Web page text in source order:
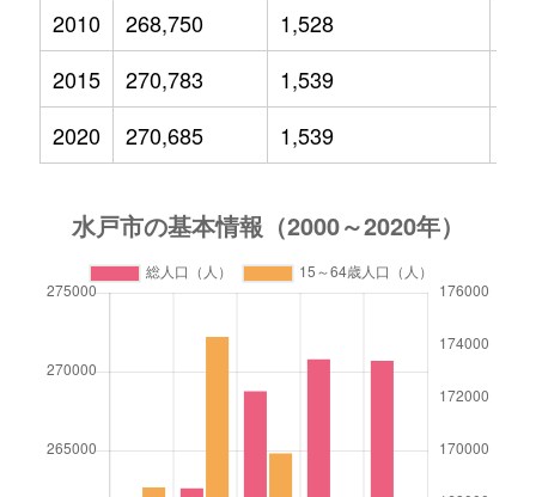
2010
268,750 1,528
2015
270,783 1,539
2020
270,685 1,539